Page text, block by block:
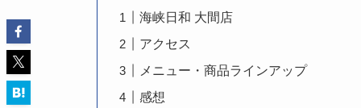
海峡日和 大間店
アクセス
メニュー・商品ラインアップ
感想